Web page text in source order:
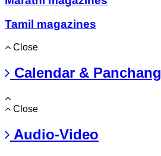
Tamil magazines
Close
Calendar & Panchang
Close
Audio-Video